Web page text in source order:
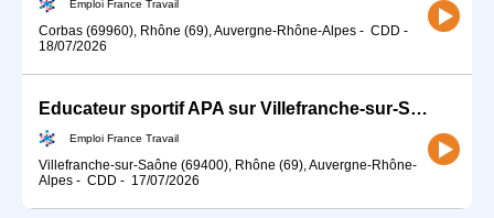
Emploi France Travail
Corbas (69960), Rhône (69), Auvergne-Rhône-Alpes - CDD -
18/07/2026
Educateur sportif APA sur Villefranche-sur-Saône (69) (H/F)
Emploi France Travail
Villefranche-sur-Saône (69400), Rhône (69), Auvergne-Rhône-
Alpes - CDD - 17/07/2026